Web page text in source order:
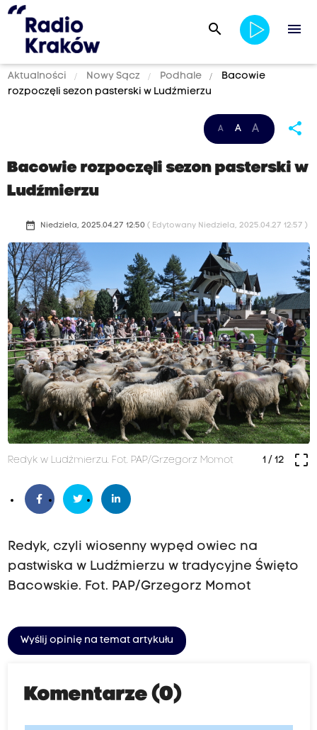
search menu
Aktualności Nowy Sącz Podhale
Bacowie
rozpoczęli sezon pasterski w Ludźmierzu
A A A share
Bacowie rozpoczęli sezon pasterski w
Ludźmierzu
date_range Niedziela, 2025.04.27 12:50 ( Edytowany Niedziela, 2025.04.27 12:57 )
Redyk w Ludźmierzu. Fot. PAP/Grzegorz Momot crop_free
1/ 12
Redyk, czyli wiosenny wypęd owiec na
pastwiska w Ludźmierzu w tradycyjne Święto
Bacowskie. Fot. PAP/Grzegorz Momot
Wyślij opinię na temat artykułu
Komentarze (0)